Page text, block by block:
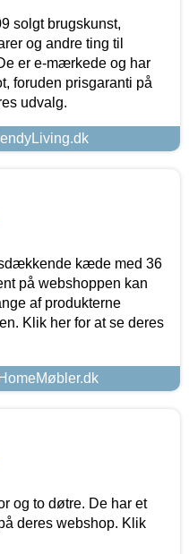
solgt brugskunst,
og andre ting til
er e-mærkede og har
foruden prisgaranti på
udvalg.
kæde med 36
på webshoppen kan
af produkterne
Klik her for at se deres
og to døtre. De har et
deres webshop. Klik